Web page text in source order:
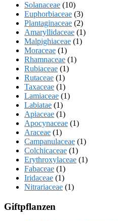
Solanaceae (10)
Euphorbiaceae (3)
Plantaginaceae (2)
Amaryllidaceae (1)
Malpighiaceae (1)
Moraceae (1)
Rhamnaceae (1)
Rubiaceae (1)
Rutaceae (1)
Taxaceae (1)
Lamiaceae (1)
Labiatae (1)
Apiaceae (1)
Apocynaceae (1)
Araceae (1)
Campanulaceae (1)
Colchicaceae (1)
Erythroxylaceae (1)
Fabaceae (1)
Iridaceae (1)
Nitrariaceae (1)
Giftpflanzen